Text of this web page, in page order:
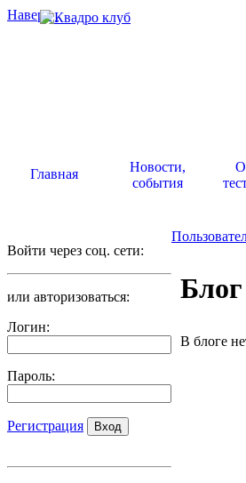
Наверх .
Главная
Новости,
события
Войти через соц. сети:
или авторизоваться:
Логин:
Пароль:
Регистрация
В блоге